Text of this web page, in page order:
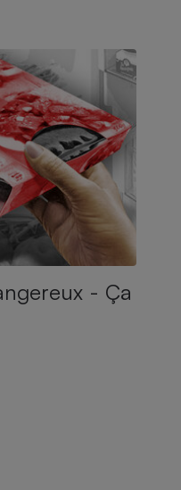
- Ça